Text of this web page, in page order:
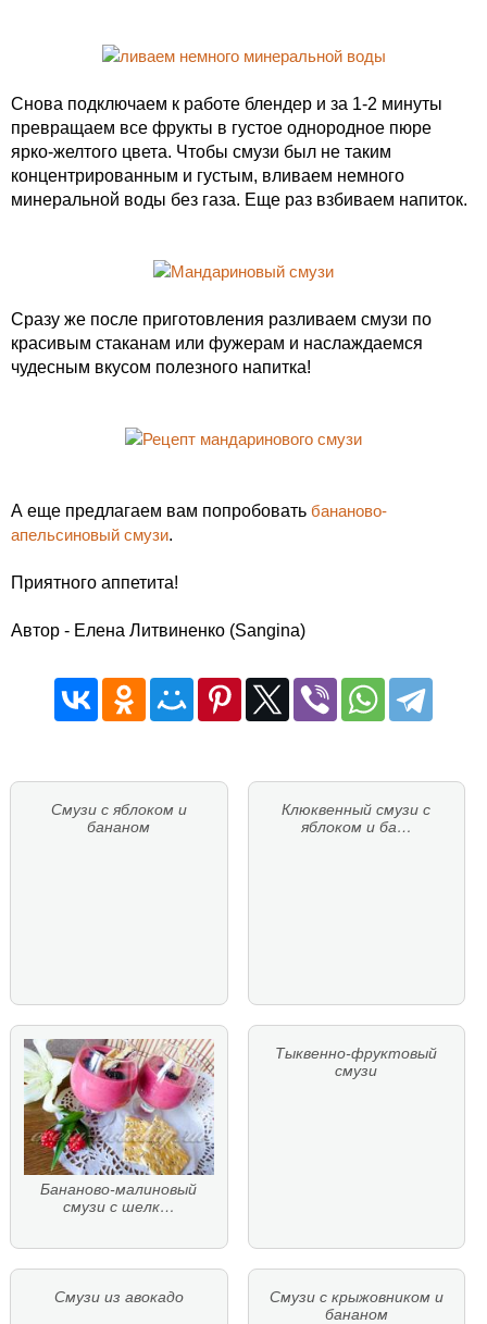
Снова подключаем к работе блендер и за 1-2 минуты
превращаем все фрукты в густое однородное пюре
ярко-желтого цвета. Чтобы смузи был не таким
концентрированным и густым, вливаем немного
минеральной воды без газа. Еще раз взбиваем напиток.
Сразу же после приготовления разливаем смузи по
красивым стаканам или фужерам и наслаждаемся
чудесным вкусом полезного напитка!
А еще предлагаем вам попробовать бананово-
апельсиновый смузи.
Приятного аппетита!
Автор - Елена Литвиненко (Sangina)
Смузи с яблоком и
бананом
Клюквенный смузи с
яблоком и ба…
Бананово-малиновый
смузи с шелк…
Тыквенно-фруктовый
смузи
Смузи из авокадо
Смузи с крыжовником и
бананом